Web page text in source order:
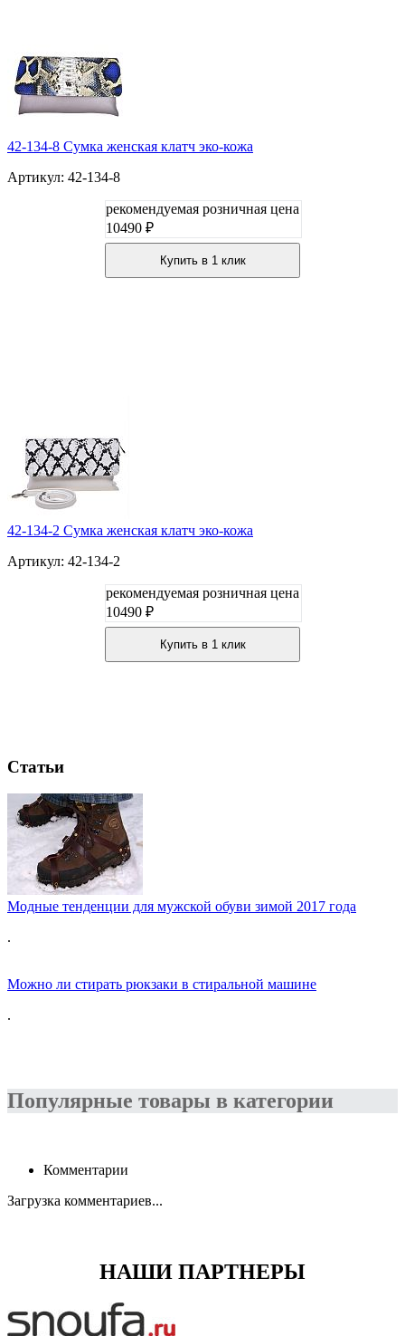
42-134-8 Сумка женская клатч эко-кожа
Артикул: 42-134-8
рекомендуемая розничная цена
10490 ₽
Купить в 1 клик
42-134-2 Сумка женская клатч эко-кожа
Артикул: 42-134-2
рекомендуемая розничная цена
10490 ₽
Купить в 1 клик
Статьи
Модные тенденции для мужской обуви зимой 2017 года
.
Можно ли стирать рюкзаки в стиральной машине
.
Популярные товары в категории
Комментарии
Загрузка комментариев...
НАШИ ПАРТНЕРЫ